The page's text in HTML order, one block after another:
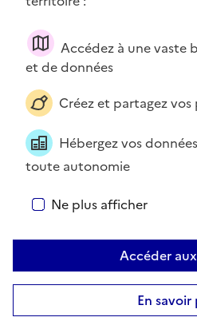
À propos des cookies sur
Bienvenue ! Nous utilisons des
expérience et les services
savoir plus, visitez la page
Vous pouvez, à tout moment,
cookies que vous souhaitez
services.
Tout
Tout
Accédez à une vaste
et de données
Créez et partagez
Hébergez vos
toute autonomie
Ne plus afficher
Accéder
En savoir